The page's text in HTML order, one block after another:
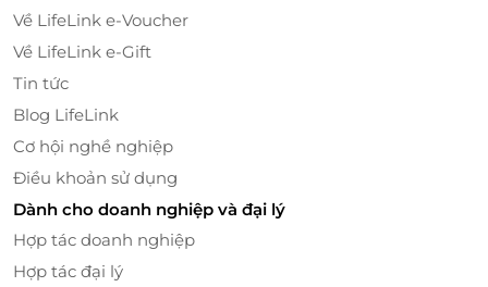
Về LifeLink e-Voucher
Về LifeLink e-Gift
Tin tức
Blog LifeLink
Cơ hội nghề nghiệp
Điều khoản sử dụng
Dành cho doanh nghiệp và đại lý
Hợp tác doanh nghiệp
Hợp tác đại lý